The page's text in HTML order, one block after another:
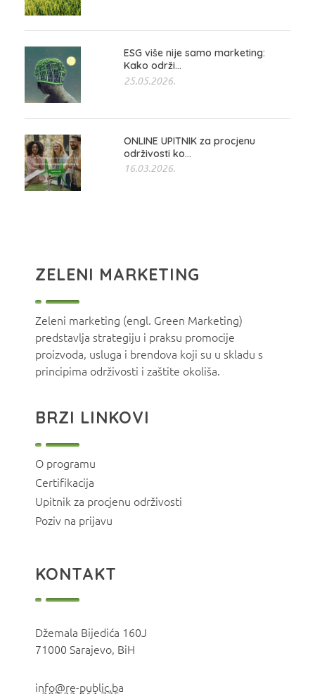
ESG više nije samo marketing:
Kako održi...
25.05.2026.
ONLINE UPITNIK za procjenu
održivosti ko...
16.03.2026.
ZELENI MARKETING
Zeleni marketing (engl. Green Marketing)
predstavlja strategiju i praksu promocije
proizvoda, usluga i brendova koji su u skladu s
principima održivosti i zaštite okoliša.
BRZI LINKOVI
O programu
Certifikacija
Upitnik za procjenu održivosti
Poziv na prijavu
KONTAKT
Džemala Bijedića 160J
71000 Sarajevo, BiH
info@re-public.ba